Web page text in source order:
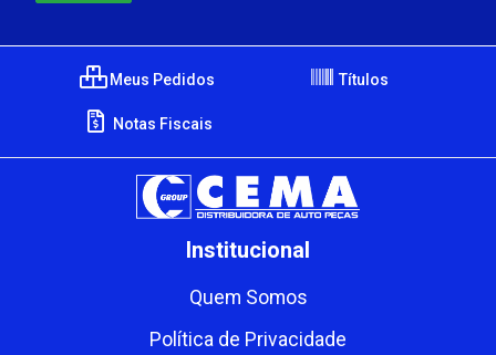
Meus Pedidos Títulos
Notas Fiscais
Institucional
Quem Somos
Política de Privacidade